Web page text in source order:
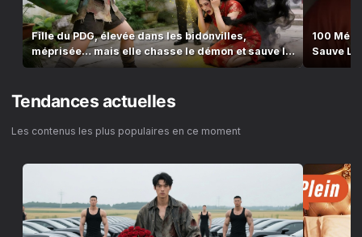
Fille du PDG, élevée dans les bidonvilles,
méprisée… mais elle chasse le démon et sauve la
famille !
100
Sauve Le
“Papa”
Tendances actuelles
Les contenus les plus populaires en ce moment